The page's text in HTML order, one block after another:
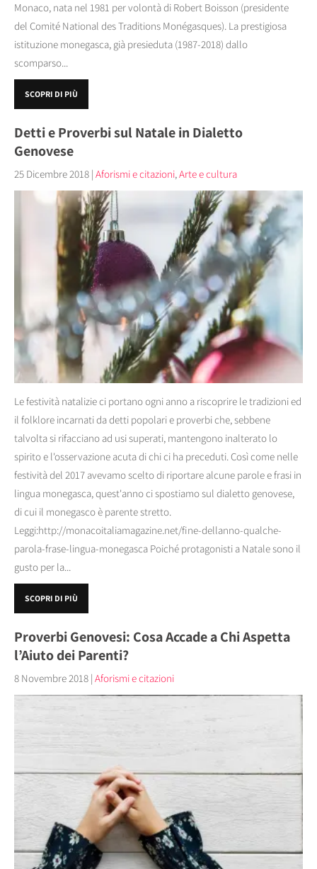
Monaco, nata nel 1981 per volontà di Robert Boisson (presidente
del Comité National des Traditions Monégasques). La prestigiosa
istituzione monegasca, già presieduta (1987-2018) dallo
scomparso...
SCOPRI DI PIÙ
Detti e Proverbi sul Natale in Dialetto
Genovese
25 Dicembre 2018 | Aforismi e citazioni,Arte e cultura
Le festività natalizie ci portano ogni anno a riscoprire le tradizioni ed
il folklore incarnati da detti popolari e proverbi che, sebbene
talvolta si rifacciano ad usi superati, mantengono inalterato lo
spirito e l'osservazione acuta di chi ci ha preceduti. Così come nelle
festività del 2017 avevamo scelto di riportare alcune parole e frasi in
lingua monegasca, quest'anno ci spostiamo sul dialetto genovese,
di cui il monegasco è parente stretto.
Leggi:http://monacoitaliamagazine.net/fine-dellanno-qualche-
parola-frase-lingua-monegasca Poiché protagonisti a Natale sono il
gusto per la...
SCOPRI DI PIÙ
Proverbi Genovesi: Cosa Accade a Chi Aspetta
l’Aiuto dei Parenti?
8 Novembre 2018 | Aforismi e citazioni